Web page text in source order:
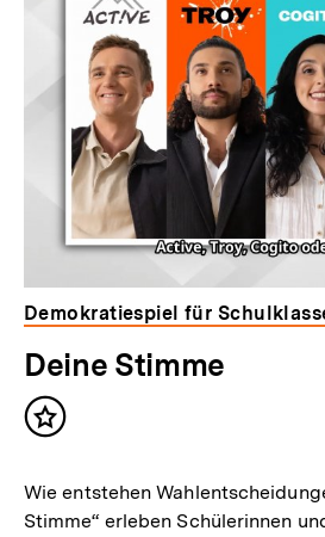
Demokratiespiel für
Deine Stimme
Inhalt
Wie entstehen
Stimme“ erleben Schülerinnen